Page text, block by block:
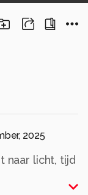
2025
naar licht, tijd